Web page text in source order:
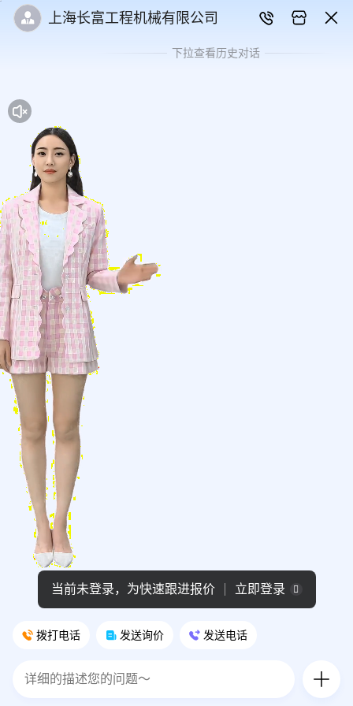
上海长富工程机械有限公司
下拉查看历史对话
拨打电话 发送询价 发送电话
当前未登录，为快速跟进报价 立即登录